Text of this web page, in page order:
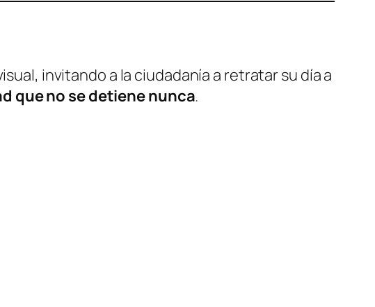
invitando a la ciudadanía a retratar su día a
que no se detiene nunca.